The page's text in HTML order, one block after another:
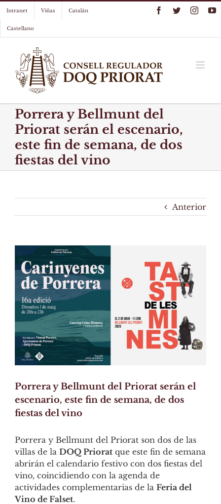
to
content
Intranet Viñas Catalán
Castellano
Facebook
Twitter
Porrera y Bellmunt del
Priorat serán el escenario,
este fin de semana, de dos
fiestas del vino
Anterior
View
Larger
Image
Porrera y Bellmunt del Priorat serán el
escenario, este fin de semana, de dos
fiestas del vino
Porrera y Bellmunt del Priorat son dos de las
villas de la DOQ Priorat que este fin de semana
abrirán el calendario festivo con dos fiestas del
vino, coincidiendo con la agenda de
actividades complementarias de la Feria del
Vino de Falset.